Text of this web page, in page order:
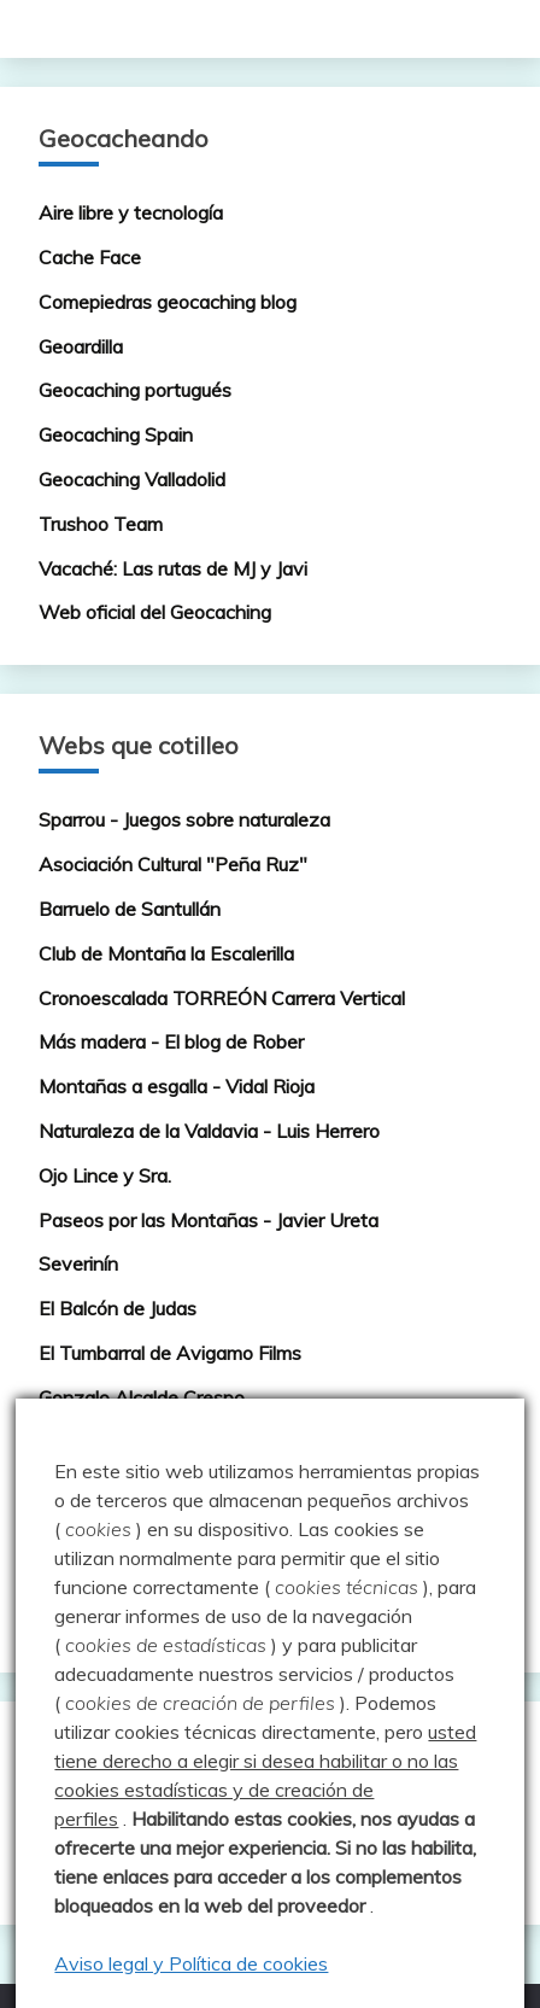
Geocacheando
Aire libre y tecnología
Cache Face
Comepiedras geocaching blog
Geoardilla
Geocaching portugués
Geocaching Spain
Geocaching Valladolid
Trushoo Team
Vacaché: Las rutas de MJ y Javi
Web oficial del Geocaching
Webs que cotilleo
Sparrou - Juegos sobre naturaleza
Asociación Cultural "Peña Ruz"
Barruelo de Santullán
Club de Montaña la Escalerilla
Cronoescalada TORREÓN Carrera Vertical
Más madera - El blog de Rober
Montañas a esgalla - Vidal Rioja
Naturaleza de la Valdavia - Luis Herrero
Ojo Lince y Sra.
Paseos por las Montañas - Javier Ureta
Severinín
El Balcón de Judas
El Tumbarral de Avigamo Films
Gonzalo Alcalde Crespo
Montaña en libertad
Rutas y excursiones con niños
Valdeolea. Río Camesa, la vía azul
Aprendiz de sueños
Guías de Montaña
Manu - Entre Valles y Cumbre
Luis Crespo Fernández
En este sitio web utilizamos herramientas propias
o de terceros que almacenan pequeños archivos
(cookies ) en su dispositivo. Las cookies se
utilizan normalmente para permitir que el sitio
funcione correctamente (cookies técnicas ), para
generar informes de uso de la navegación
(cookies de estadísticas ) y para publicitar
adecuadamente nuestros servicios / productos
(cookies de creación de perfiles ). Podemos
utilizar cookies técnicas directamente, perousted
tiene derecho a elegir si desea habilitar o no las
cookies estadísticas y de creación de
perfiles . Habilitando estas cookies, nos ayudas a
ofrecerte una mejor experiencia. Si no las habilita,
tiene enlaces para acceder a los complementos
bloqueados en la web del proveedor.
Aviso legal y Política de cookies